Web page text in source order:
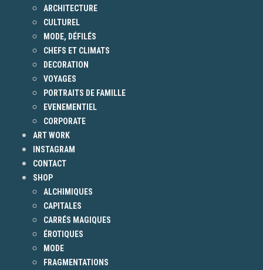
ARCHITECTURE
CULTUREL
MODE, DÉFILÉS
CHEFS ET CLIMATS
DECORATION
VOYAGES
PORTRAITS DE FAMILLE
EVENEMENTIEL
CORPORATE
ART WORK
INSTAGRAM
CONTACT
SHOP
ALCHIMIQUES
CAPITALES
CARRÉS MAGIQUES
ÉROTIQUES
MODE
FRAGMENTATIONS